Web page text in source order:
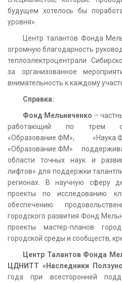
будущем хотелось бы
уровня».
Центр талантов Фонда
огромную благодарность
теплоэлектроцентрали
за организованное
внимательность к каждому
Справка:
Фонд Мельниченко –
работающий по трем
«Образование.ФМ»,
«Образование.ФМ»
области точных наук и
лифтов» для поддержки
регионах. В научную сферу
проекты по исследованию
обеспечению
городского развития Фонд
проекты мастер-планов
городской среды и сообществ,
Центр Талантов Фонда
ЦДНИТТ «Наследники
года при всесторонней